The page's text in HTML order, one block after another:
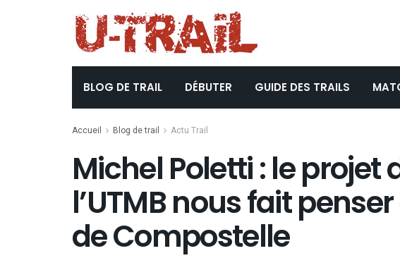
BLOG DE TRAIL DÉBUTER GUIDE DES TRAILS
Accueil Blog de trail Actu Trail
Michel Poletti : le projet
l’UTMB nous fait
de Compostelle